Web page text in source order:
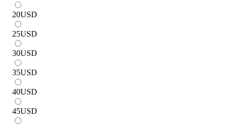
20USD
25USD
30USD
35USD
40USD
45USD